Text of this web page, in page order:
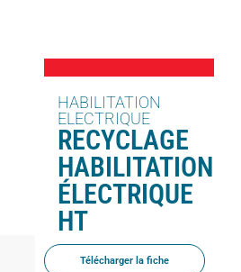
HABILITATION
ELECTRIQUE
RECYCLAGE
HABILITATION
ÉLECTRIQUE
HT
Télécharger la fiche